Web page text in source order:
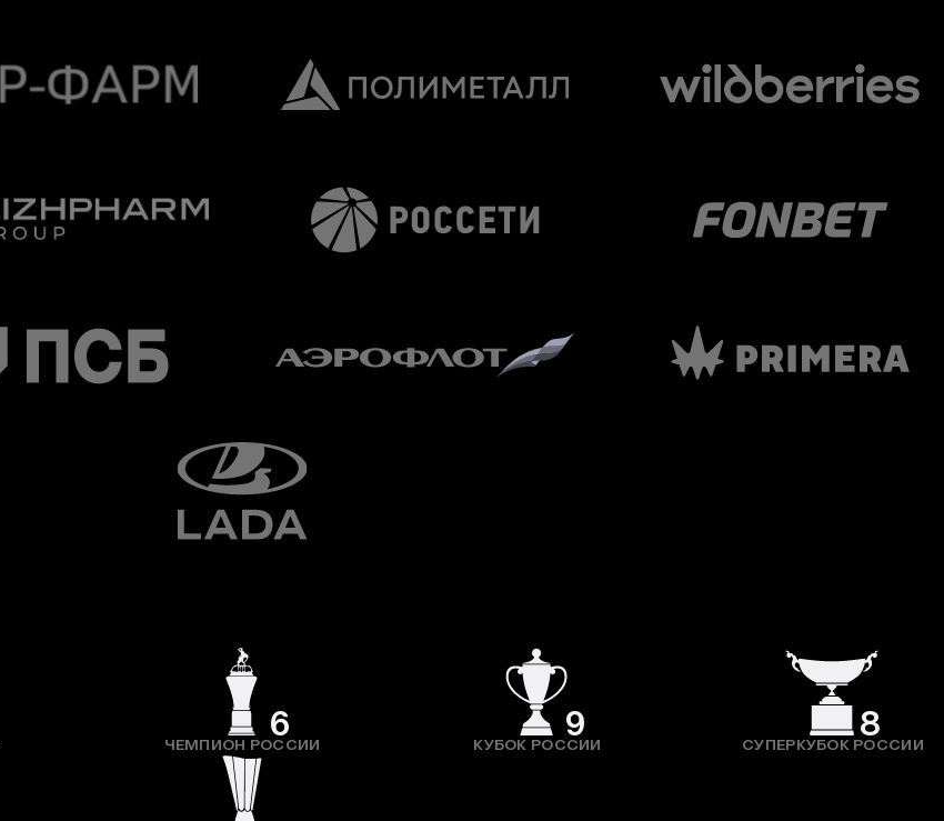
6
ЧЕМПИОН РОССИИ
9
КУБОК РОССИИ
8
СУПЕРКУБОК РОССИИ